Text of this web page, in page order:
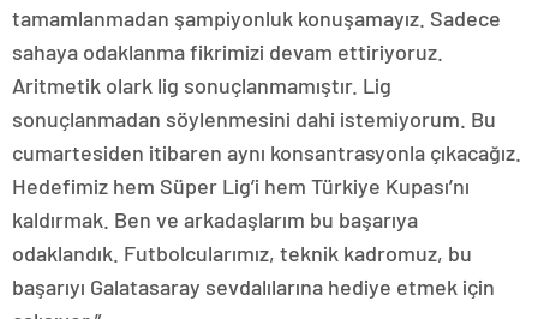
tamamlanmadan şampiyonluk konuşamayız. Sadece
sahaya odaklanma fikrimizi devam ettiriyoruz.
Aritmetik olark lig sonuçlanmamıştır. Lig
sonuçlanmadan söylenmesini dahi istemiyorum. Bu
cumartesiden itibaren aynı konsantrasyonla çıkacağız.
Hedefimiz hem Süper Lig’i hem Türkiye Kupası’nı
kaldırmak. Ben ve arkadaşlarım bu başarıya
odaklandık. Futbolcularımız, teknik kadromuz, bu
başarıyı Galatasaray sevdalılarına hediye etmek için